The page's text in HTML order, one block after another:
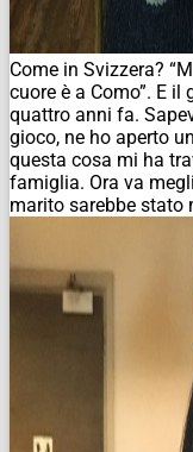
Come in Svizzera?
cuore è a Como”. E il
quattro anni fa.
gioco, ne ho aperto
questa cosa mi ha
famiglia. Ora va
marito sarebbe stato